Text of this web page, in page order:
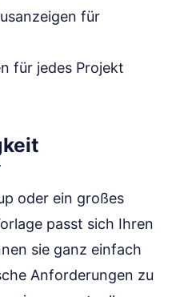
für
für jedes Projekt
oder ein großes
passt sich Ihren
sie ganz einfach
Anforderungen zu